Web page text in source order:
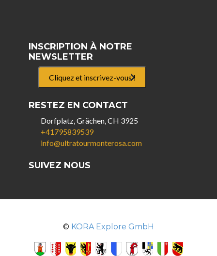
INSCRIPTION À NOTRE
NEWSLETTER
Cliquez et inscrivez-vous !
RESTEZ EN CONTACT
Dorfplatz, Grächen, CH 3925
+41795839539
info@ultratourmonterosa.com
SUIVEZ NOUS
© KORA Explore GmbH